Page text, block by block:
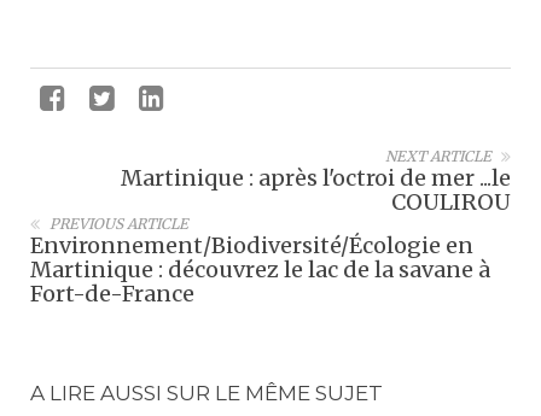
NEXT ARTICLE
Martinique : après l'octroi de mer ...le
COULIROU
PREVIOUS ARTICLE
Environnement/Biodiversité/Écologie en
Martinique : découvrez le lac de la savane à
Fort-de-France
A LIRE AUSSI SUR LE MÊME SUJET